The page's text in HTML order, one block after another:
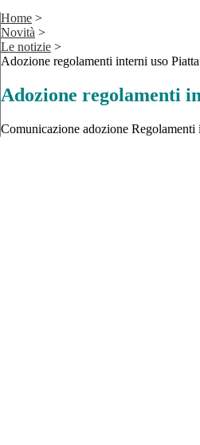
Home >
Novità >
Le notizie >
Adozione regolamenti interni uso
Adozione regolamenti
Comunicazione adozione